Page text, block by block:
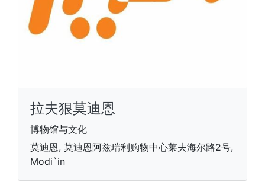
拉夫狠莫迪恩
博物馆与文化
莫迪恩, 莫迪恩阿兹瑞利购物中心莱夫海尔路2号,
Modi`in